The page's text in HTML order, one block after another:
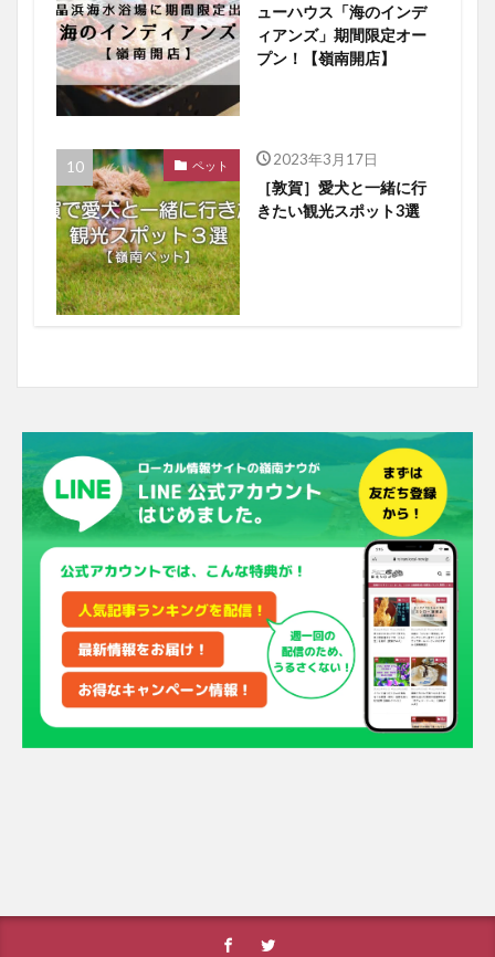
ューハウス「海のインデ
ィアンズ」期間限定オー
プン！【嶺南開店】
ペット 2023年3月17日
［敦賀］愛犬と一緒に行
きたい観光スポット3選